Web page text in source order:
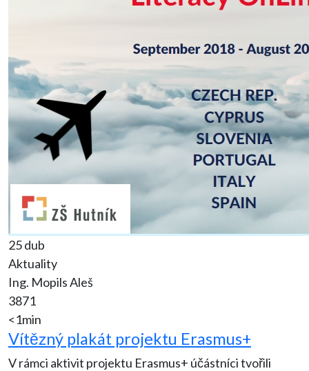
25 dub
Aktuality
Ing. Mopils Aleš
3871
<1min
Vítězný plakát projektu Erasmus+
V rámci aktivit projektu Erasmus+ účástníci tvořili